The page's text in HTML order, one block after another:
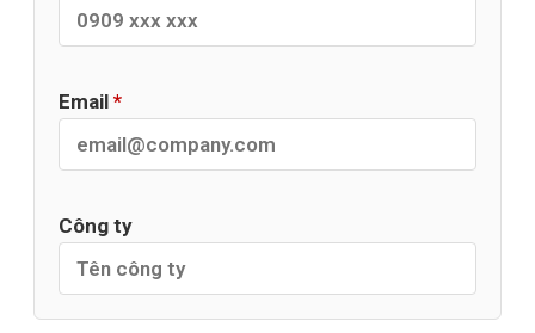
Email *
Công ty